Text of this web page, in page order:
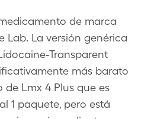
de marca
Lab. La versión genérica
Transparent
más barato
Lmx 4 Plus que es
1 paquete, pero está